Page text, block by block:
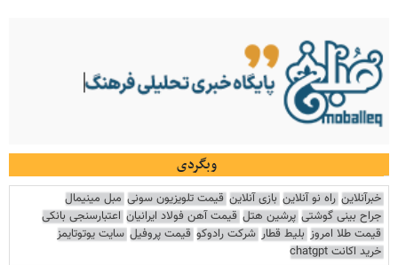
وبگردی
خبرآنلاین راه نو آنلاین بازی آنلاین قیمت تلویزیون سونی مبل مینیمال
جراح بینی گوشتی پرشین هتل قیمت آهن فولاد ایرانیان اعتبارسنجی بانکی
قیمت طلا امروز بلیط قطار شرکت رادوکو قیمت پروفیل سایت یوتوتایمز
خرید اکانت chatgpt